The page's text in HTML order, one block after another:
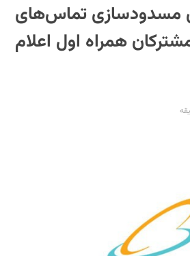
مسدودسازی تماس‌های
همراه اول اعلام